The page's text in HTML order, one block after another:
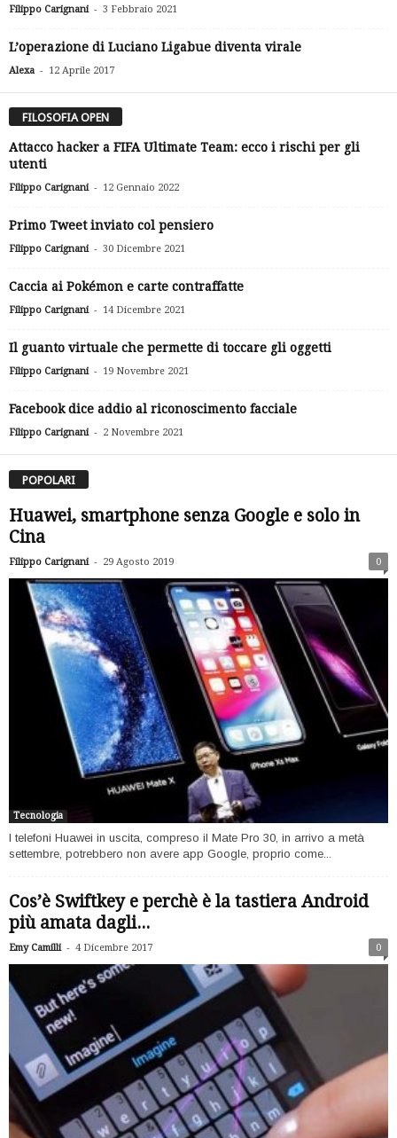
Filippo Carignani - 3 Febbraio 2021
L’operazione di Luciano Ligabue diventa virale
Alexa - 12 Aprile 2017
FILOSOFIA OPEN
Attacco hacker a FIFA Ultimate Team: ecco i rischi per gli
utenti
Filippo Carignani - 12 Gennaio 2022
Primo Tweet inviato col pensiero
Filippo Carignani - 30 Dicembre 2021
Caccia ai Pokémon e carte contraffatte
Filippo Carignani - 14 Dicembre 2021
Il guanto virtuale che permette di toccare gli oggetti
Filippo Carignani - 19 Novembre 2021
Facebook dice addio al riconoscimento facciale
Filippo Carignani - 2 Novembre 2021
POPOLARI
Huawei, smartphone senza Google e solo in
Cina
Filippo Carignani - 29 Agosto 2019 0
Tecnologia
I telefoni Huawei in uscita, compreso il Mate Pro 30, in arrivo a metà
settembre, potrebbero non avere app Google, proprio come...
Cos’è Swiftkey e perchè è la tastiera Android
più amata dagli...
Emy Camilli - 4 Dicembre 2017 0